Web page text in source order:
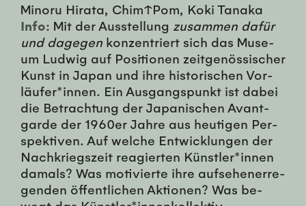
Minoru Hirata, Chim↑Pom, Ko­ki Ta­na­ka
Info: Mit der Auss­tel­lung zusam­men dafür
und dage­gen konzen­tri­ert sich das Mu­se­
um Lud­wig auf Po­si­tio­nen zeit­genös­sisch­er
Kunst in Ja­pan und ihre his­torischen Vor­
läufer*in­nen. Ein Ausgangspunkt ist dabei
die Be­trach­tung der Ja­panischen Avant­
garde der 1960er Jahre aus heu­ti­gen Per­
spek­tiv­en. Auf welche En­twick­lun­gen der
Nachkriegszeit reagierten Kün­stler*in­nen
da­mals? Was mo­tivierte ihre auf­se­hen­er­re­
gen­den öf­fentlichen Ak­tio­nen? Was be­